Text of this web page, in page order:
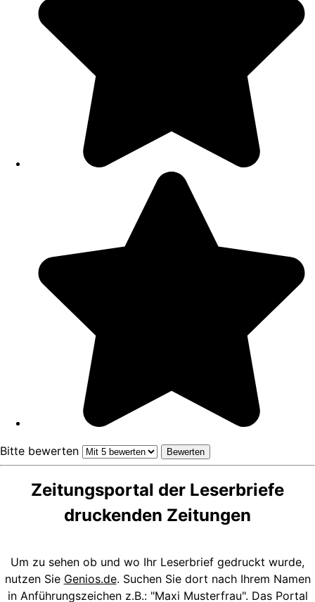
Bitte bewerten
Zeitungsportal der Leserbriefe
druckenden Zeitungen
Um zu sehen ob und wo Ihr Leserbrief gedruckt wurde,
nutzen Sie Genios.de. Suchen Sie dort nach Ihrem Namen
in Anführungszeichen z.B.: "Maxi Musterfrau". Das Portal